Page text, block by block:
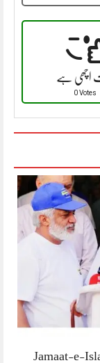
اچھی ہے
0 Votes
Jamaat-e-